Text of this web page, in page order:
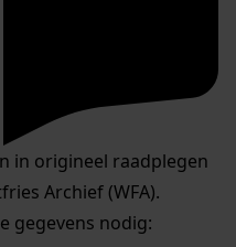
in origineel raadplegen
Archief (WFA).
gegevens nodig: